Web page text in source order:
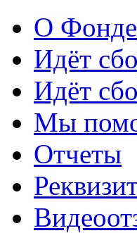
О Фонде
Идёт
Идёт
Мы
Отчеты